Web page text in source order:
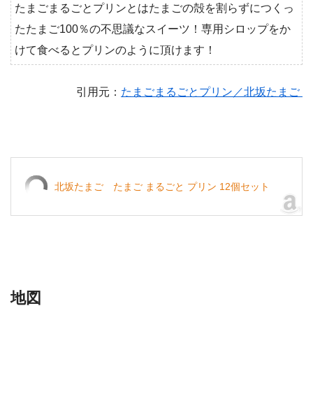
たまごまるごとプリンとはたまごの殻を割らずにつくっ
たたまご100％の不思議なスイーツ！専用シロップをか
けて食べるとプリンのように頂けます！
引用元： たまごまるごとプリン／北坂たまご
北坂たまご たまご まるごと プリン 12個セット
地図